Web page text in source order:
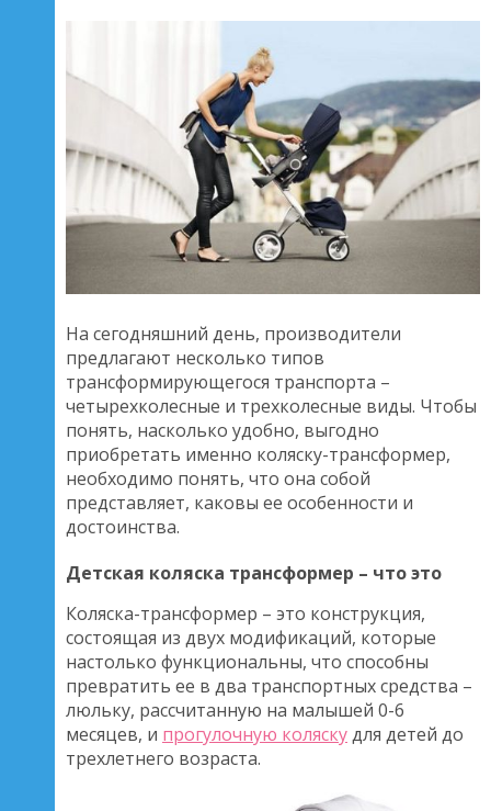
На сегодняшний день, производители
предлагают несколько типов
трансформирующегося транспорта –
четырехколесные и трехколесные виды. Чтобы
понять, насколько удобно, выгодно
приобретать именно коляску-трансформер,
необходимо понять, что она собой
представляет, каковы ее особенности и
достоинства.
Детская коляска трансформер – что это
Коляска-трансформер – это конструкция,
состоящая из двух модификаций, которые
настолько функциональны, что способны
превратить ее в два транспортных средства –
люльку, рассчитанную на малышей 0-6
месяцев, и прогулочную коляскудля детей до
трехлетнего возраста.